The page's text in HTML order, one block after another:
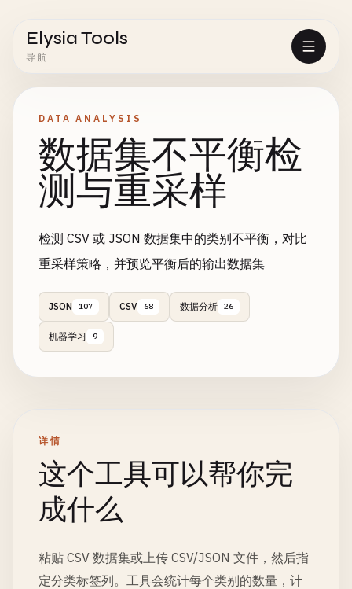
Elysia Tools
导航
DATA ANALYSIS
数据集不平衡检
测与重采样
检测 CSV 或 JSON 数据集中的类别不平衡，对比
重采样策略，并预览平衡后的输出数据集
JSON 107 CSV 68 数据分析 26
机器学习 9
详情
这个工具可以帮你完
成什么
粘贴 CSV 数据集或上传 CSV/JSON 文件，然后指
定分类标签列。工具会统计每个类别的数量，计